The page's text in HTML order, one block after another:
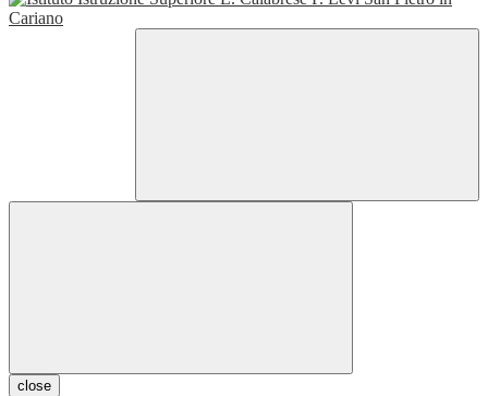
close